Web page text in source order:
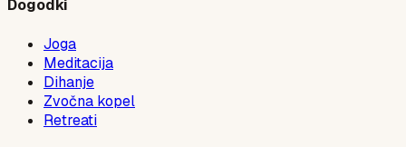
Dogodki
Joga
Meditacija
Dihanje
Zvočna kopel
Retreati